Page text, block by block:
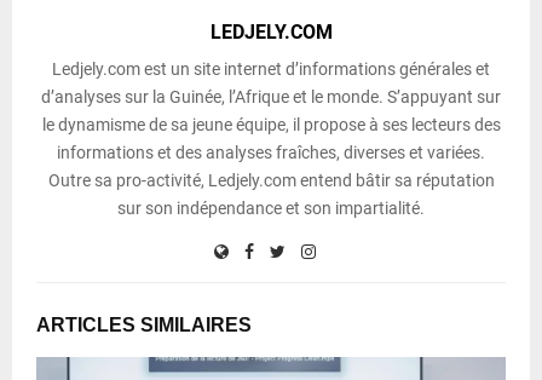
LEDJELY.COM
Ledjely.com est un site internet d’informations générales et
d’analyses sur la Guinée, l’Afrique et le monde. S’appuyant sur
le dynamisme de sa jeune équipe, il propose à ses lecteurs des
informations et des analyses fraîches, diverses et variées.
Outre sa pro-activité, Ledjely.com entend bâtir sa réputation
sur son indépendance et son impartialité.
ARTICLES SIMILAIRES